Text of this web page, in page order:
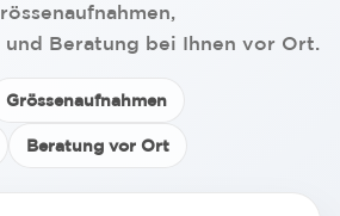
und Beratung bei Ihnen vor Ort.
Grössenaufnahmen
Beratung vor Ort